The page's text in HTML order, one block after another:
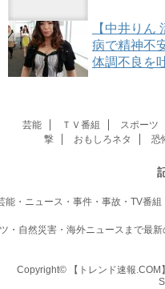
【中井りん
病で精神不
体調不良を
芸能 ＴＶ番組 スポーツ
撃
おもしろネタ 恐
能・ニュース・事件・事故・TV番
ツ・自然災害・海外ニュースまで最
Copyright© 【トレンド速報.COM